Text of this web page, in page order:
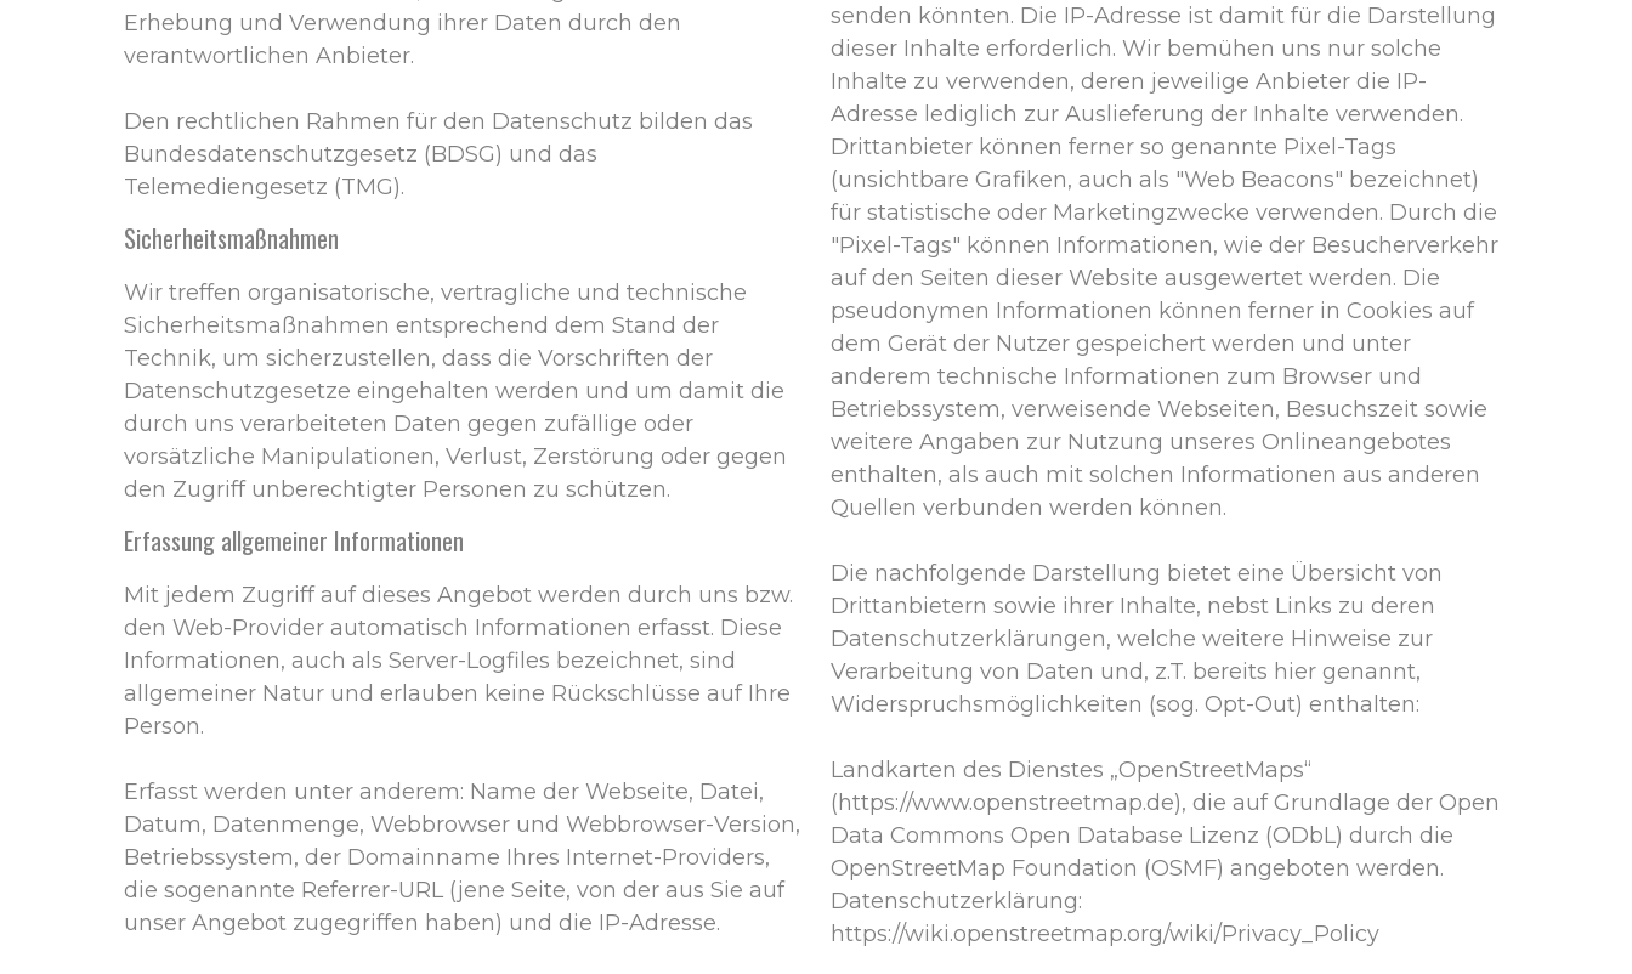
Erhebung und Verwendung ihrer Daten durch den
verantwortlichen Anbieter.
Den rechtlichen Rahmen für den Datenschutz bilden das
Bundesdatenschutzgesetz (BDSG) und das
Telemediengesetz (TMG).
Sicherheitsmaßnahmen
Wir treffen organisatorische, vertragliche und technische
Sicherheitsmaßnahmen entsprechend dem Stand der
Technik, um sicherzustellen, dass die Vorschriften der
Datenschutzgesetze eingehalten werden und um damit die
durch uns verarbeiteten Daten gegen zufällige oder
vorsätzliche Manipulationen, Verlust, Zerstörung oder gegen
den Zugriff unberechtigter Personen zu schützen.
Erfassung allgemeiner Informationen
Mit jedem Zugriff auf dieses Angebot werden durch uns bzw.
den Web-Provider automatisch Informationen erfasst. Diese
Informationen, auch als Server-Logfiles bezeichnet, sind
allgemeiner Natur und erlauben keine Rückschlüsse auf Ihre
Person.
Erfasst werden unter anderem: Name der Webseite, Datei,
Datum, Datenmenge, Webbrowser und Webbrowser-Version,
Betriebssystem, der Domainname Ihres Internet-Providers,
die sogenannte Referrer-URL (jene Seite, von der aus Sie auf
unser Angebot zugegriffen haben) und die IP-Adresse.
senden könnten. Die IP-Adresse ist damit für die Darstellung
dieser Inhalte erforderlich. Wir bemühen uns nur solche
Inhalte zu verwenden, deren jeweilige Anbieter die IP-
Adresse lediglich zur Auslieferung der Inhalte verwenden.
Drittanbieter können ferner so genannte Pixel-Tags
(unsichtbare Grafiken, auch als "Web Beacons" bezeichnet)
für statistische oder Marketingzwecke verwenden. Durch die
"Pixel-Tags" können Informationen, wie der Besucherverkehr
auf den Seiten dieser Website ausgewertet werden. Die
pseudonymen Informationen können ferner in Cookies auf
dem Gerät der Nutzer gespeichert werden und unter
anderem technische Informationen zum Browser und
Betriebssystem, verweisende Webseiten, Besuchszeit sowie
weitere Angaben zur Nutzung unseres Onlineangebotes
enthalten, als auch mit solchen Informationen aus anderen
Quellen verbunden werden können.
Die nachfolgende Darstellung bietet eine Übersicht von
Drittanbietern sowie ihrer Inhalte, nebst Links zu deren
Datenschutzerklärungen, welche weitere Hinweise zur
Verarbeitung von Daten und, z.T. bereits hier genannt,
Widerspruchsmöglichkeiten (sog. Opt-Out) enthalten:
Landkarten des Dienstes „OpenStreetMaps“
(https://www.openstreetmap.de), die auf Grundlage der Open
Data Commons Open Database Lizenz (ODbL) durch die
OpenStreetMap Foundation (OSMF) angeboten werden.
Datenschutzerklärung:
https://wiki.openstreetmap.org/wiki/Privacy_Policy